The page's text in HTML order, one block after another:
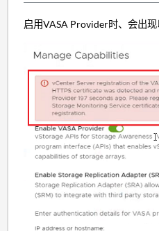
启用VASA Provider时、会出现